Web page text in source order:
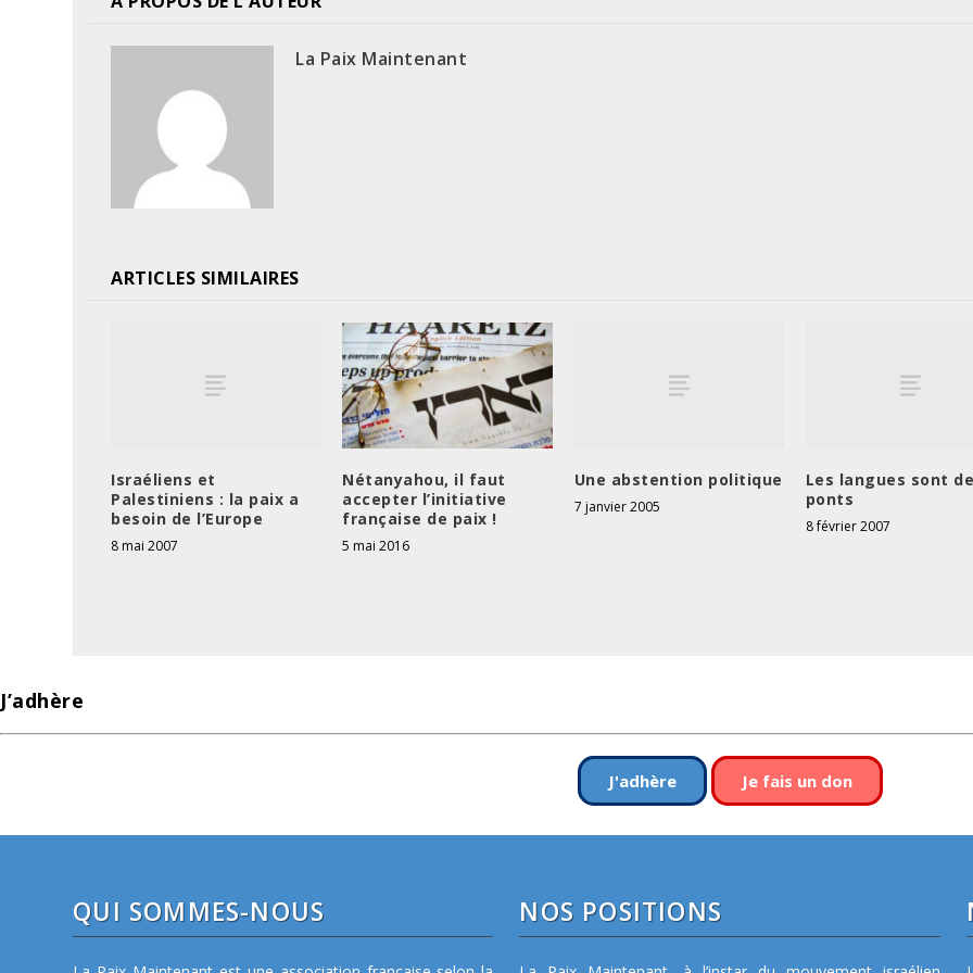
La Paix Maintenant
ARTICLES SIMILAIRES
Israéliens et
Palestiniens : la paix a
besoin de l’Europe
8 mai 2007
Nétanyahou, il faut
accepter l’initiative
française de paix !
5 mai 2016
Une abstention politique
7 janvier 2005
Les langues sont
ponts
8 février 2007
J’adhère
J'adhère Je fais un don
QUI SOMMES-NOUS NOS POSITIONS